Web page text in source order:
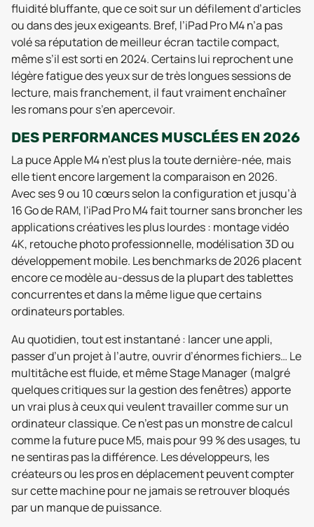
fluidité bluffante, que ce soit sur un défilement d’articles
ou dans des jeux exigeants. Bref, l’iPad Pro M4 n’a pas
volé sa réputation de meilleur écran tactile compact,
même s’il est sorti en 2024. Certains lui reprochent une
légère fatigue des yeux sur de très longues sessions de
lecture, mais franchement, il faut vraiment enchaîner
les romans pour s’en apercevoir.
DES PERFORMANCES MUSCLÉES EN 2026
La puce Apple M4 n’est plus la toute dernière-née, mais
elle tient encore largement la comparaison en 2026.
Avec ses 9 ou 10 cœurs selon la configuration et jusqu’à
16 Go de RAM, l'iPad Pro M4 fait tourner sans broncher les
applications créatives les plus lourdes : montage vidéo
4K, retouche photo professionnelle, modélisation 3D ou
développement mobile. Les benchmarks de 2026 placent
encore ce modèle au-dessus de la plupart des tablettes
concurrentes et dans la même ligue que certains
ordinateurs portables.
Au quotidien, tout est instantané : lancer une appli,
passer d’un projet à l’autre, ouvrir d’énormes fichiers… Le
multitâche est fluide, et même Stage Manager (malgré
quelques critiques sur la gestion des fenêtres) apporte
un vrai plus à ceux qui veulent travailler comme sur un
ordinateur classique. Ce n’est pas un monstre de calcul
comme la future puce M5, mais pour 99 % des usages, tu
ne sentiras pas la différence. Les développeurs, les
créateurs ou les pros en déplacement peuvent compter
sur cette machine pour ne jamais se retrouver bloqués
par un manque de puissance.